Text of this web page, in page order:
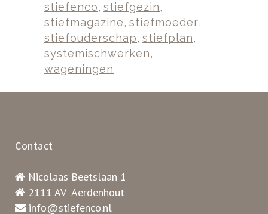
stiefenco, stiefgezin,
stiefmagazine, stiefmoeder,
stiefouderschap, stiefplan,
systemischwerken,
wageningen
Contact
Nicolaas Beetslaan 1
2111 AV Aerdenhout
info@stiefenco.nl